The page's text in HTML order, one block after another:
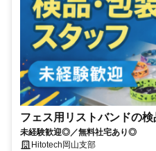
フェス用リストバンドの
未経験歓迎◎／無料社宅あり◎
Hitotech岡山支部